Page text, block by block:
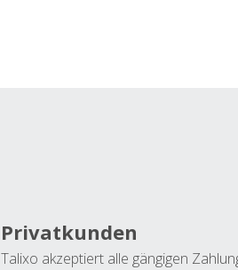
Privatkunden
Talixo akzeptiert alle gängigen